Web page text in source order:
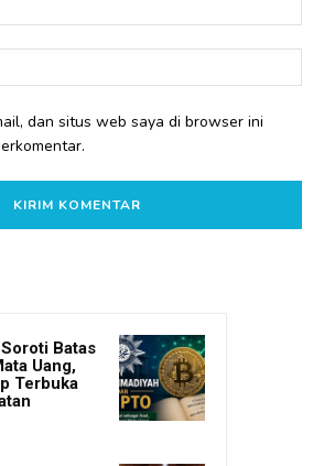
dan situs web saya di browser ini
Batas
Uang,
Terbuka